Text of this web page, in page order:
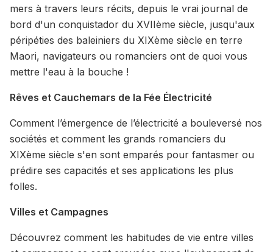
mers à travers leurs récits, depuis le vrai journal de
bord d'un conquistador du XVIIème siècle, jusqu'aux
péripéties des baleiniers du XIXème siècle en terre
Maori, navigateurs ou romanciers ont de quoi vous
mettre l'eau à la bouche !
Rêves et Cauchemars de la Fée Électricité
Comment l’émergence de l’électricité a bouleversé nos
sociétés et comment les grands romanciers du
XIXème siècle s'en sont emparés pour fantasmer ou
prédire ses capacités et ses applications les plus
folles.
Villes et Campagnes
Découvrez comment les habitudes de vie entre villes